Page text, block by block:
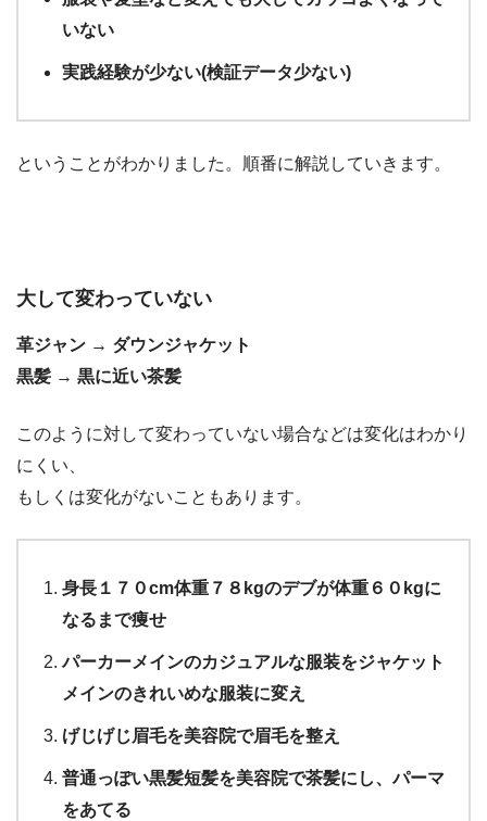
いない
実践経験が少ない(検証データ少ない)
ということがわかりました。順番に解説していきます。
大して変わっていない
革ジャン → ダウンジャケット
黒髪 → 黒に近い茶髪
このように対して変わっていない場合などは変化はわかり
にくい、
もしくは変化がないこともあります。
身長１７０cm体重７８kgのデブが体重６０kgに
なるまで痩せ
パーカーメインのカジュアルな服装をジャケット
メインのきれいめな服装に変え
げじげじ眉毛を美容院で眉毛を整え
普通っぽい黒髪短髪を美容院で茶髪にし、パーマ
をあてる